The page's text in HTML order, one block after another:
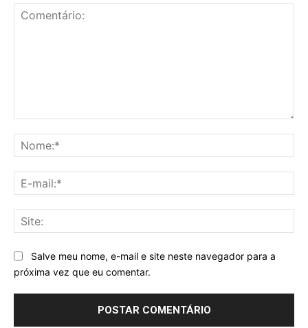
Salve meu nome, e-mail e site neste navegador para a
próxima vez que eu comentar.